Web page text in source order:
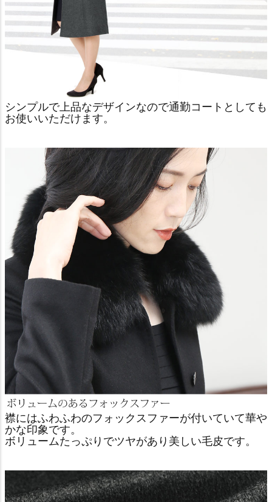
シンプルで上品なデザインなので通勤コートとしても
お使いいただけます。
襟にはふわふわのフォックスファーが付いていて華や
かな印象です。
ボリュームたっぷりでツヤがあり美しい毛皮です。